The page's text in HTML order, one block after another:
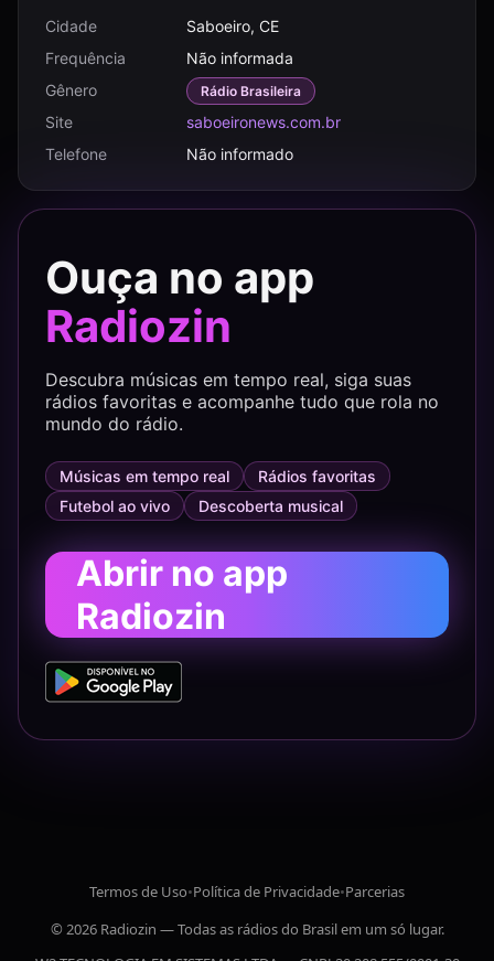
Cidade
Saboeiro, CE
Frequência
Não informada
Gênero
Rádio Brasileira
Site
saboeironews.com.br
Telefone
Não informado
Ouça no app
Radiozin
Descubra músicas em tempo real, siga suas
rádios favoritas e acompanhe tudo que rola no
mundo do rádio.
Músicas em tempo real
Rádios favoritas
Futebol ao vivo
Descoberta musical
Abrir no app
Radiozin
Termos de Uso•Política de Privacidade•Parcerias
© 2026 Radiozin — Todas as rádios do Brasil em um só lugar.